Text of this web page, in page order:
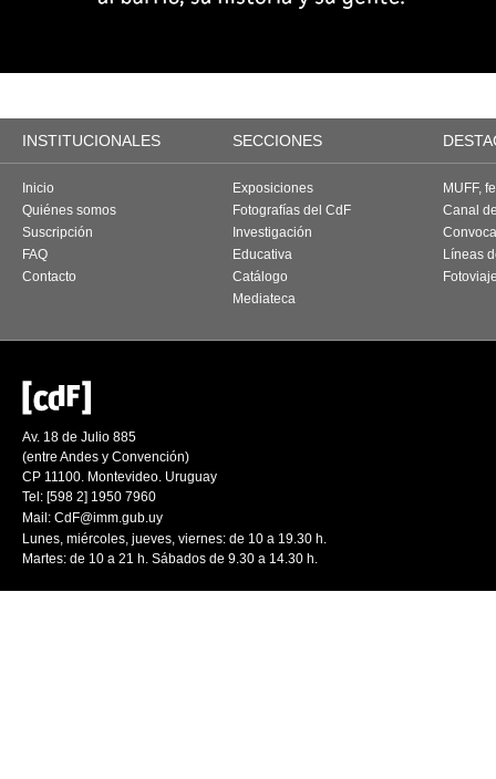
INSTITUCIONALES SECCIONES
Inicio
Quiénes somos
Suscripción
FAQ
Contacto
Exposiciones
Fotografías del CdF
Investigación
Educativa
Catálogo
Mediateca
MUFF,
Canal
Líneas
Av. 18 de Julio 885
(entre Andes y Convención)
CP 11100. Montevideo. Uruguay
Tel: [598 2] 1950 7960
Mail: CdF@imm.gub.uy
Lunes, miércoles, jueves, viernes: de 10 a 19.30 h.
Martes: de 10 a 21 h. Sábados de 9.30 a 14.30 h.